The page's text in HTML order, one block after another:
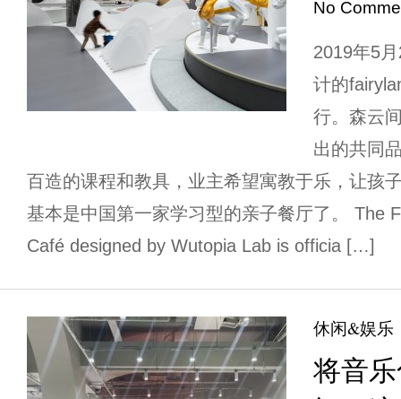
No
2019年5
计的
行。森云
出的共同
百造的课程和教具，业主希望寓教于乐，让孩
基本是中国第一家学习型的亲子餐厅了。 The
Café designed by Wutopia Lab is officia […]
休闲&娱乐
将音